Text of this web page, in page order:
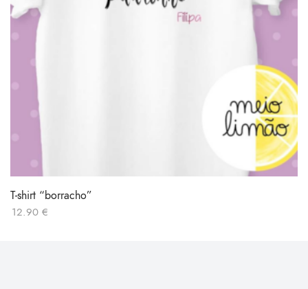
T-shirt “borracho”
12.90 €